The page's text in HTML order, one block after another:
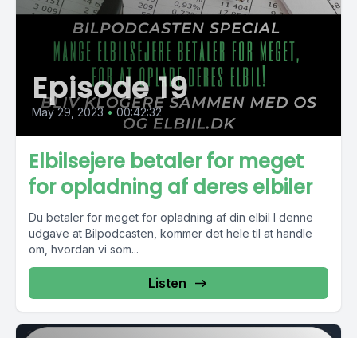
Episode 19
May 29, 2023 • 00:42:32
Elbilsejere betaler for meget
for opladning af deres elbiler
Du betaler for meget for opladning af din elbil I denne
udgave at Bilpodcasten, kommer det hele til at handle
om, hvordan vi som...
Listen